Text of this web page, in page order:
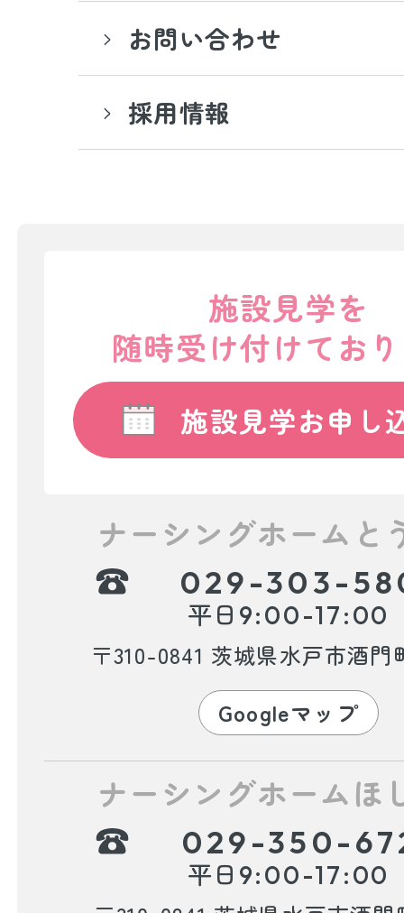
お問い合わせ
採用情報
施設見学を
随時受け付けてお
施設見学お申し
ナーシングホームと
029-303-
平日 9:00-17:00
〒310-0841 茨城県水戸市酒門
Googleマップ
ナーシングホームほ
029-350-
平日 9:00-17:00